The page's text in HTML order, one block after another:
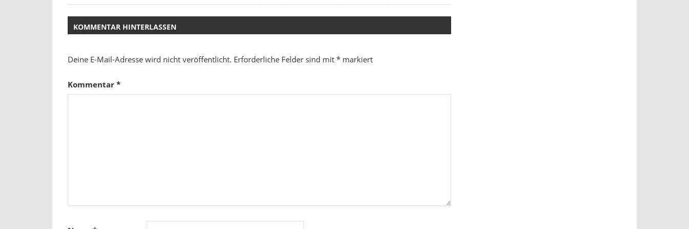
Beitrag:
Beitrag:
KOMMENTAR HINTERLASSEN
Deine E-Mail-Adresse wird nicht veröffentlicht. Erforderliche Felder sind mit * markiert
Kommentar *